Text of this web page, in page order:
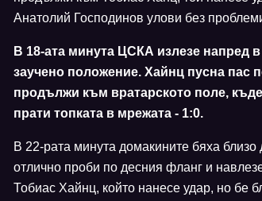
Анатолий Господинов улови без
В 18-ата минута ЦСКА излезе напред
заучено положение. Хайнц пусна пас
продължи към вратарското поле,
прати топката в мрежата - 1:0.
В 22-рата минута домакините бяха
отлично проби по десния фланг и
Тобиас Хайнц, който нанесе удар, но бе